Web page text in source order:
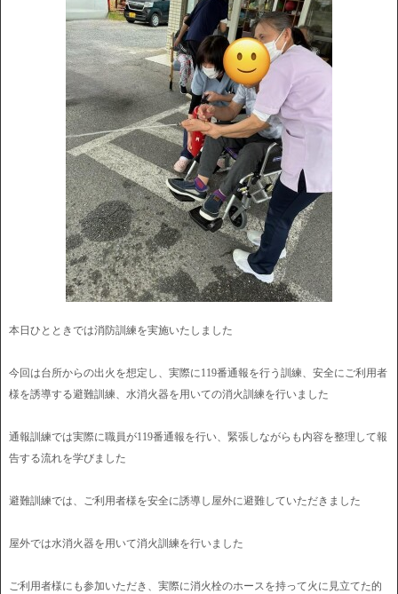
本日ひとときでは消防訓練を実施いたしました
今回は台所からの出火を想定し、実際に119番通報を行う訓練、安全にご利用者
様を誘導する避難訓練、水消火器を用いての消火訓練を行いました
通報訓練では実際に職員が119番通報を行い、緊張しながらも内容を整理して報
告する流れを学びました
避難訓練では、ご利用者様を安全に誘導し屋外に避難していただきました
屋外では水消火器を用いて消火訓練を行いました
ご利用者様にも参加いただき、実際に消火栓のホースを持って火に見立てた的